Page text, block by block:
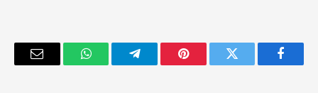
فيسبوك تويتر بينتيريستتيلقرام واتساب
البريد